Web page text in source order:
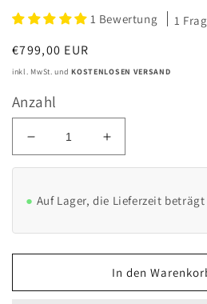
1 Bewertung 1
Normaler
Preis
€799,00 EUR
inkl. MwSt. undKOSTENLOSEN VERSAND
Anzahl
Verringere
die
für
Doppel
2
Erhöhe
die
für
für
2
Auf Lager, die Lieferzeit
In den